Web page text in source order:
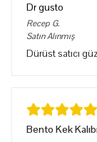
Dr gusto
Recep G.
Satın Alınmış
Dürüst satıcı
Bento Kek